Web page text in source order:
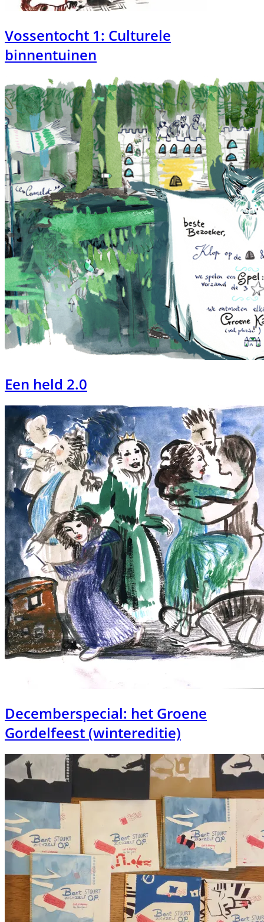
Vossentocht 1: Culturele
binnentuinen
Een held 2.0
Decemberspecial: het Groene
Gordelfeest (wintereditie)